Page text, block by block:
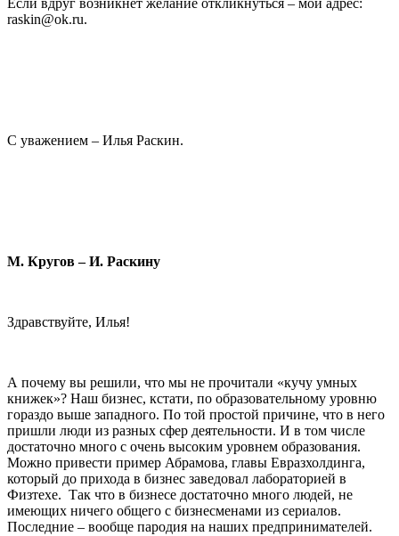
Если вдруг возникнет желание откликнуться – мой адрес:
raskin@ok.ru.
С уважением – Илья Раскин.
М. Кругов – И. Раскину
Здравствуйте, Илья!
А почему вы решили, что мы не прочитали «кучу умных
книжек»? Наш бизнес, кстати, по образовательному уровню
гораздо выше западного. По той простой причине, что в него
пришли люди из разных сфер деятельности. И в том числе
достаточно много с очень высоким уровнем образования.
Можно привести пример Абрамова, главы Евразхолдинга,
который до прихода в бизнес заведовал лабораторией в
Физтехе. Так что в бизнесе достаточно много людей, не
имеющих ничего общего с бизнесменами из сериалов.
Последние – вообще пародия на наших предпринимателей.